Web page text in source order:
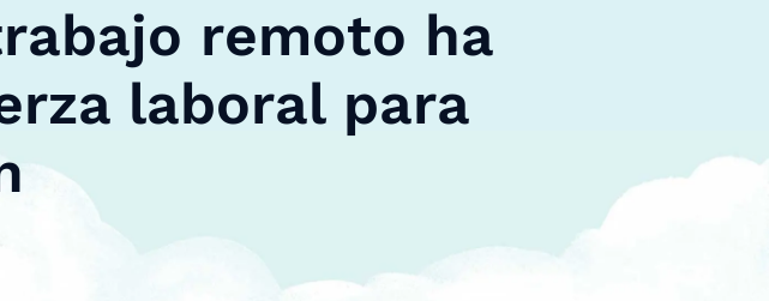
remoto ha
laboral para